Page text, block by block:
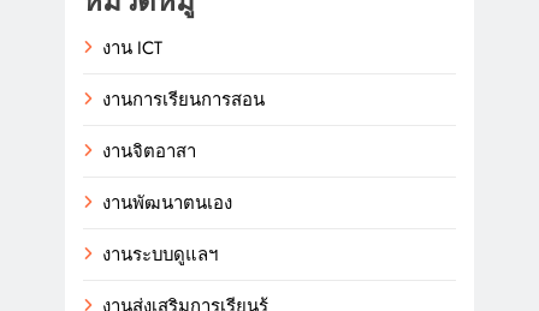
งาน ICT
งานการเรียนการสอน
งานจิตอาสา
งานพัฒนาตนเอง
งานระบบดูแลฯ